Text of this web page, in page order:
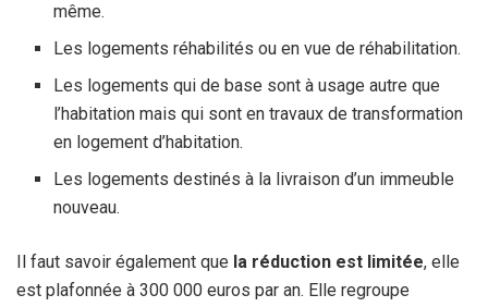
même.
Les logements réhabilités ou en vue de réhabilitation.
Les logements qui de base sont à usage autre que
l’habitation mais qui sont en travaux de transformation
en logement d’habitation.
Les logements destinés à la livraison d’un immeuble
nouveau.
Il faut savoir également que la réduction est limitée, elle
est plafonnée à 300 000 euros par an. Elle regroupe